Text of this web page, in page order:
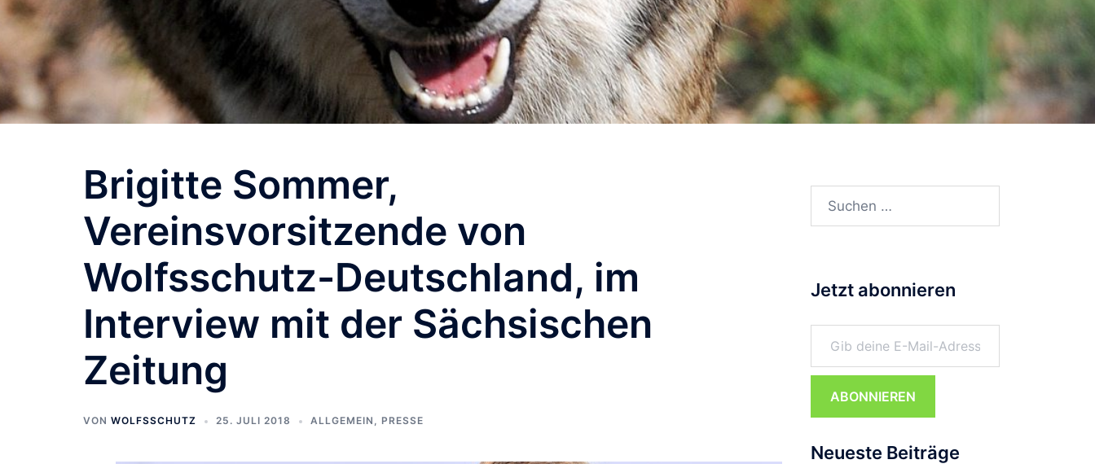
Brigitte Sommer,
Vereinsvorsitzende von
Wolfsschutz-Deutschland, im
Interview mit der Sächsischen
Zeitung
VON WOLFSSCHUTZ 25. JULI 2018 ALLGEMEIN , PRESSE
Suchen
Jetzt abonnieren
Gib deine E-Mail-Adresse ein ...
ABONNIEREN
Neueste Beiträge